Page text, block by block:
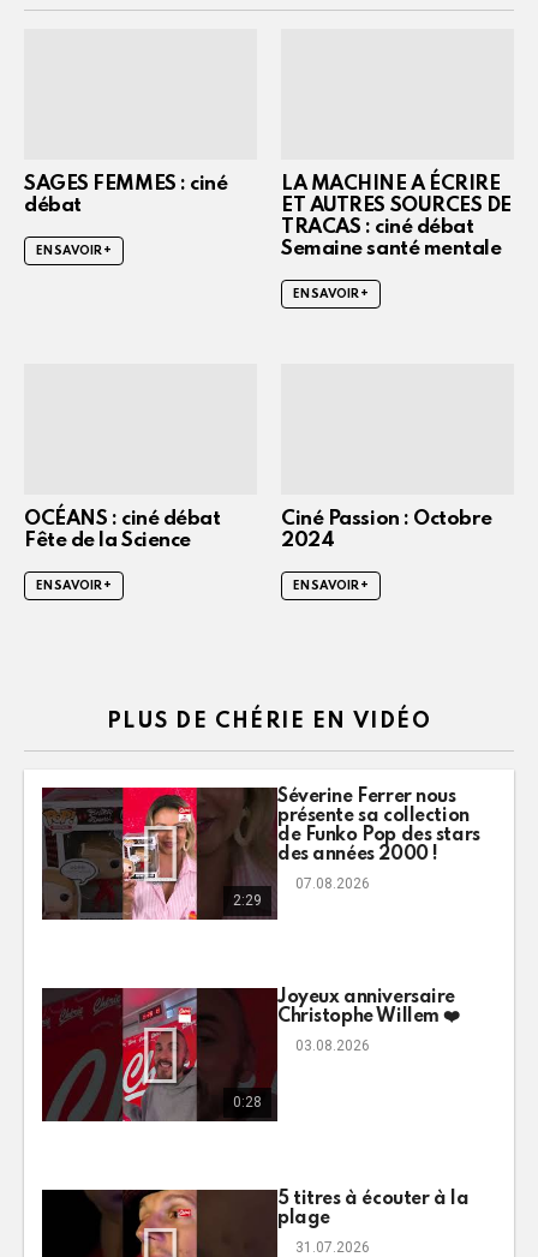
SAGES FEMMES : ciné
débat
EN SAVOIR +
LA MACHINE A ÉCRIRE
ET AUTRES SOURCES DE
TRACAS : ciné débat
Semaine santé mentale
EN SAVOIR +
OCÉANS : ciné débat
Fête de la Science
EN SAVOIR +
Ciné Passion : Octobre
2024
EN SAVOIR +
PLUS DE CHÉRIE EN VIDÉO
2:29
Séverine Ferrer nous
présente sa collection
de Funko Pop des stars
des années 2000 !
07.08.2026
0:28
Joyeux anniversaire
Christophe Willem ❤️
03.08.2026
5 titres à écouter à la
plage
31.07.2026